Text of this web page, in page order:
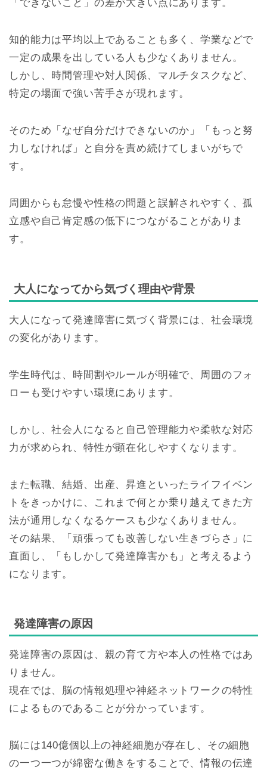
「できないこと」の差が大きい点にあります。
知的能力は平均以上であることも多く、学業などで
一定の成果を出している人も少なくありません。
しかし、時間管理や対人関係、マルチタスクなど、
特定の場面で強い苦手さが現れます。
そのため「なぜ自分だけできないのか」「もっと努
力しなければ」と自分を責め続けてしまいがちで
す。
周囲からも怠慢や性格の問題と誤解されやすく、孤
立感や自己肯定感の低下につながることがありま
す。
大人になってから気づく理由や背景
大人になって発達障害に気づく背景には、社会環境
の変化があります。
学生時代は、時間割やルールが明確で、周囲のフォ
ローも受けやすい環境にあります。
しかし、社会人になると自己管理能力や柔軟な対応
力が求められ、特性が顕在化しやすくなります。
また転職、結婚、出産、昇進といったライフイベン
トをきっかけに、これまで何とか乗り越えてきた方
法が通用しなくなるケースも少なくありません。
その結果、「頑張っても改善しない生きづらさ」に
直面し、「もしかして発達障害かも」と考えるよう
になります。
発達障害の原因
発達障害の原因は、親の育て方や本人の性格ではあ
りません。
現在では、脳の情報処理や神経ネットワークの特性
によるものであることが分かっています。
脳には140億個以上の神経細胞が存在し、その細胞
の一つ一つが綿密な働きをすることで、情報の伝達